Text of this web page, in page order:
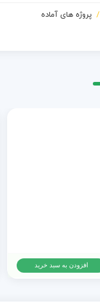
پروژه های آماده
افزودن به سبد خرید